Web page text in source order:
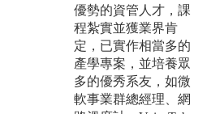
優勢的資管人才，課
程紮實並獲業界肯
定，已實作相當多的
產學專案，並培養眾
多的優秀系友，如微
軟事業群總經理、網